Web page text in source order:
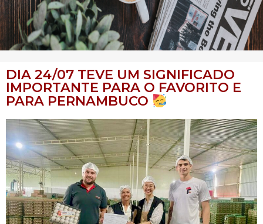
DIA 24/07 TEVE UM SIGNIFICADO
IMPORTANTE PARA O FAVORITO E
PARA PERNAMBUCO